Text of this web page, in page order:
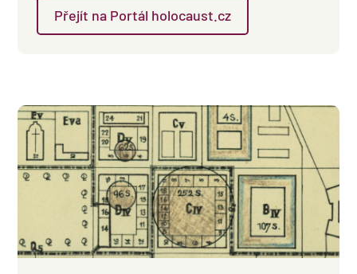
Přejít na Portál holocaust.cz